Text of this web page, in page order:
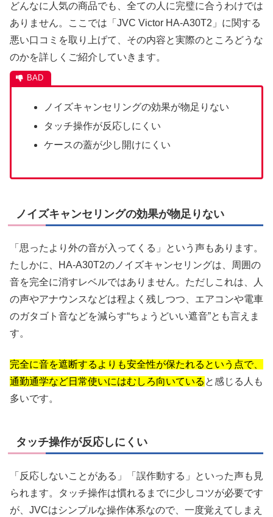
どんなに人気の商品でも、全ての人に完璧に合うわけでは
ありません。ここでは「JVC Victor HA-A30T2」に関する
悪い口コミを取り上げて、その内容と実際のところどうな
のかを詳しくご紹介していきます。
ノイズキャンセリングの効果が物足りない
タッチ操作が反応しにくい
ケースの蓋が少し開けにくい
ノイズキャンセリングの効果が物足りない
「思ったより外の音が入ってくる」という声もあります。
たしかに、HA-A30T2のノイズキャンセリングは、周囲の
音を完全に消すレベルではありません。ただしこれは、人
の声やアナウンスなどは程よく残しつつ、エアコンや電車
のガタゴト音などを減らす“ちょうどいい遮音”とも言えま
す。
完全に音を遮断するよりも安全性が保たれるという点で、
通勤通学など日常使いにはむしろ向いている と感じる人も
多いです。
タッチ操作が反応しにくい
「反応しないことがある」「誤作動する」といった声も見
られます。タッチ操作は慣れるまでに少しコツが必要です
が、JVCはシンプルな操作体系なので、一度覚えてしまえ